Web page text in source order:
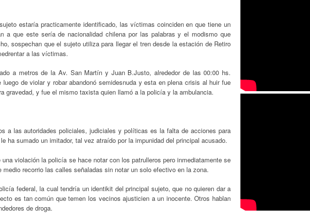
estaría practicamente identificado, las víctimas coinciden en que tiene un
a que este sería de nacionalidad chilena por las palabras y el modismo que
sospechan que el sujeto utiliza para llegar el tren desde la estación de Retiro
a las víctimas.
a metros de la Av. San Martín y Juan B.Justo, alrededor de las 00:00 hs.
de violar y robar abandonó semidesnuda y esta en plena crisis al huir fue
gravedad, y fue el mismo taxista quien llamó a la policía y la ambulancia.
a las autoridades policiales, judiciales y políticas es la falta de acciones para
ha sumado un imitador, tal vez atraído por la impunidad del principal acusado.
violación la policía se hace notar con los patrulleros pero inmediatamente se
recorrio las calles señaladas sin notar un solo efectivo en la zona.
federal, la cual tendría un identikit del principal sujeto, que no quieren dar a
es tan común que temen los vecinos ajusticien a un inocente. Otros hablan
de droga.